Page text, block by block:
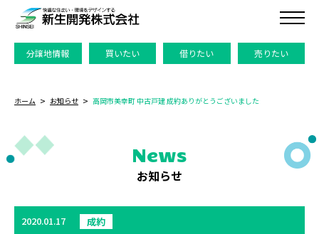
分譲地情報 買いたい 借りたい 売りたい
ホーム お知らせ 高岡市美幸町 中古戸建 成約ありがとうございました
News
お知らせ
2020.01.17 成約